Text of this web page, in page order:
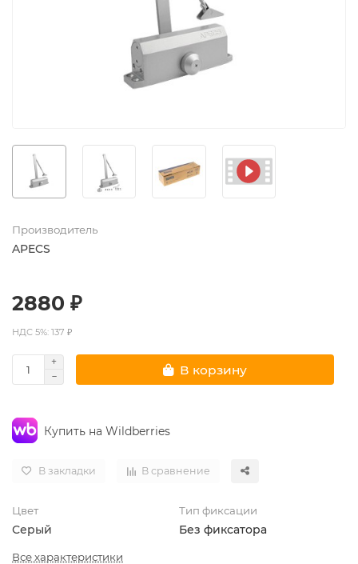
Производитель
APECS
2880 ₽
НДС 5%: 137 ₽
В корзину
Купить на Wildberries
В закладки В сравнение
Цвет
Серый
Тип фиксации
Без фиксатора
Все характеристики